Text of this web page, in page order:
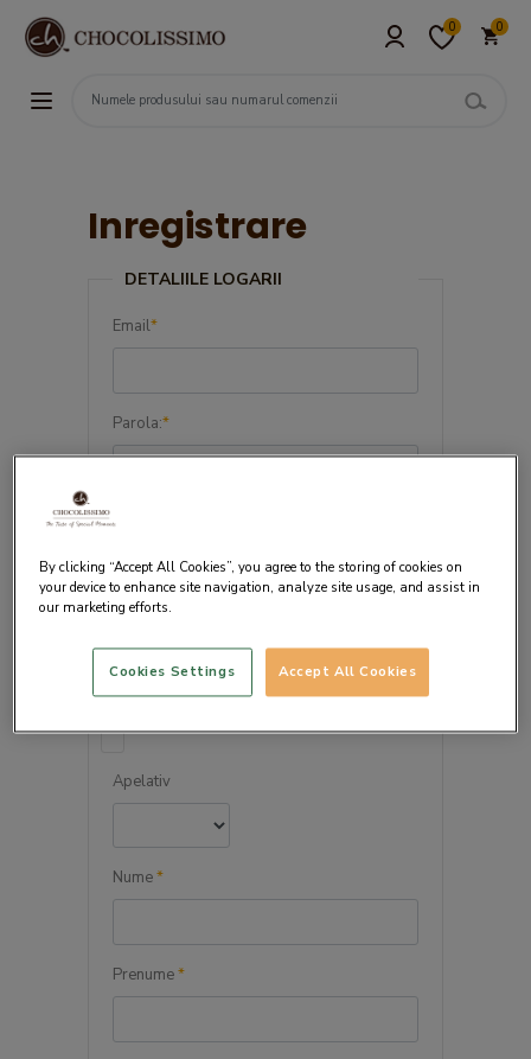
0 0
Inregistrare
DETALIILE LOGARII
Email*
Parola:*
Confirma parola:
DETALIILE PERSONALE
Apelativ
Nume*
Prenume*
By clicking “Accept All Cookies”, you agree to the storing of cookies on
your device to enhance site navigation, analyze site usage, and assist in
our marketing efforts.
Accept All Cookies
Cookies Settings